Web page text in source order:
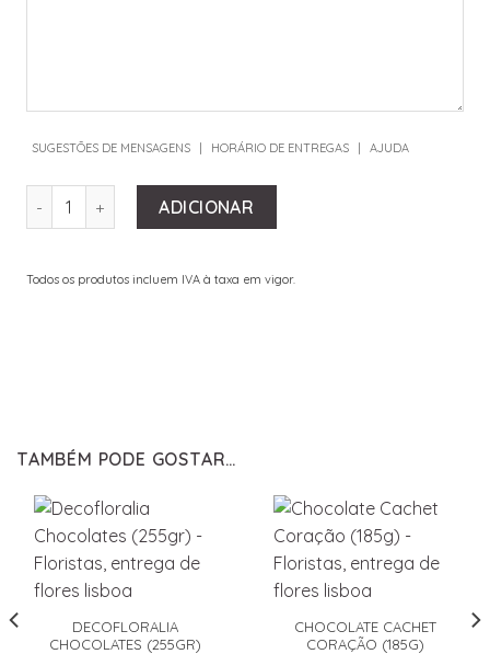
SUGESTÕES DE MENSAGENS HORÁRIO DE ENTREGAS AJUDA
QUANTIDADE DE CANDLE HOLDER POLYRESIN GOLD
ADICIONAR
Todos os produtos incluem IVA à taxa em vigor.
TAMBÉM PODE GOSTAR…
DECOFLORALIA
CHOCOLATES (255GR)
CHOCOLATE CACHET
CORAÇÃO (185G)